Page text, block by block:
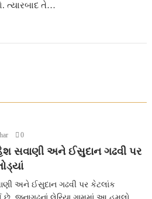
ત્યારબાદ તે…
0
સવાણી અને ઈસુદાન ગઢવી પર
અને ઈસુદાન ગઢવી પર કેટલાંક
જૂનાગઢનાં લેરિયા ગામમાં આ હુમલો